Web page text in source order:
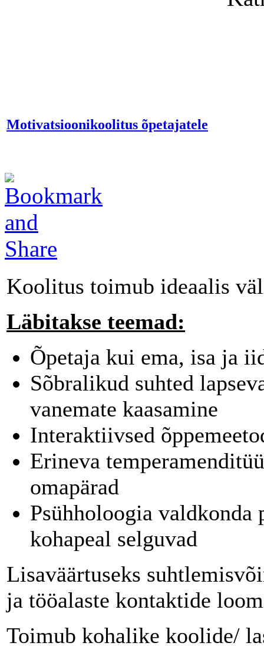
Motivatsioonikoolitus õpetajatele
Koolitus toimub ideaalis
Läbitakse teemad:
Õpetaja kui ema, isa ja
Sõbralikud suhted
vanemate kaasamine
Interaktiivsed
Erineva
omapärad
Psühholoogia valdkonda
kohapeal selguvad
Lisaväärtuseks
ja tööalaste kontaktide
Toimub kohalike koolide/